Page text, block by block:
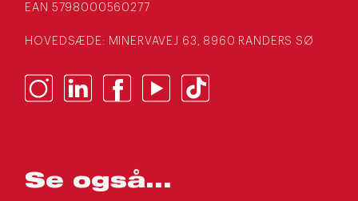
EAN 5798000560277
HOVEDSÆDE: MINERVAVEJ 63, 8960 RANDERS SØ
Se også...